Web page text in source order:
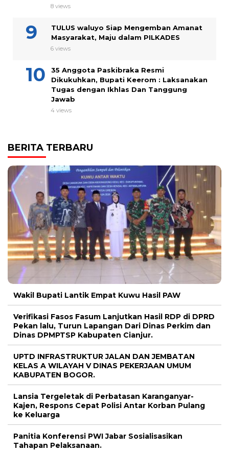
8 views
TULUS waluyo Siap Mengemban Amanat
Masyarakat, Maju dalam PILKADES
6 views
35 Anggota Paskibraka Resmi
Dikukuhkan, Bupati Keerom : Laksanakan
Tugas dengan Ikhlas Dan Tanggung
Jawab
4 views
BERITA TERBARU
Wakil Bupati Lantik Empat Kuwu Hasil PAW
Verifikasi Fasos Fasum Lanjutkan Hasil RDP di DPRD
Pekan lalu, Turun Lapangan Dari Dinas Perkim dan
Dinas DPMPTSP Kabupaten Cianjur.
UPTD INFRASTRUKTUR JALAN DAN JEMBATAN
KELAS A WILAYAH V DINAS PEKERJAAN UMUM
KABUPATEN BOGOR.
Lansia Tergeletak di Perbatasan Karanganyar-
Kajen, Respons Cepat Polisi Antar Korban Pulang
ke Keluarga
Panitia Konferensi PWI Jabar Sosialisasikan
Tahapan Pelaksanaan.